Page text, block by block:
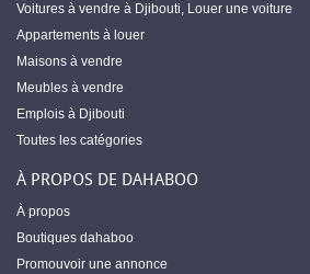
Voitures à vendre à Djibouti, Louer une voiture
Appartements à louer
Maisons à vendre
Meubles à vendre
Emplois à Djibouti
Toutes les catégories
À PROPOS DE DAHABOO
À propos
Boutiques dahaboo
Promouvoir une annonce